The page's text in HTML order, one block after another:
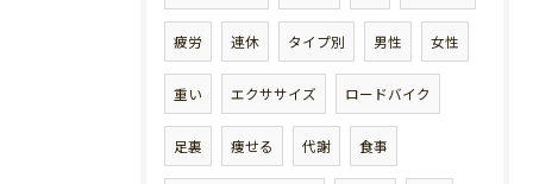
疲労 連休 タイプ別 男性 女性
重い エクササイズ ロードバイク
足裏 痩せる 代謝 食事